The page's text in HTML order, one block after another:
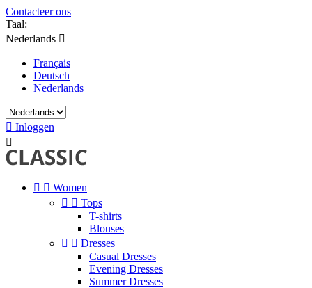
Contacteer ons
Taal:
Nederlands 
Français
Deutsch
Nederlands
 Inloggen

  Women
  Tops
T-shirts
Blouses
  Dresses
Casual Dresses
Evening Dresses
Summer Dresses